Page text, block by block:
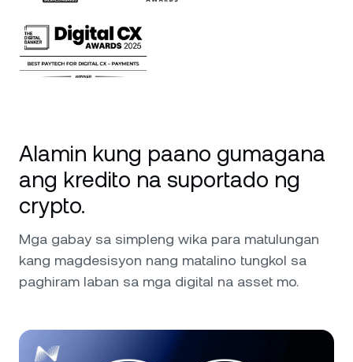
Alamin kung paano gumagana
ang kredito na suportado ng
crypto.
Mga gabay sa simpleng wika para matulungan
kang magdesisyon nang matalino tungkol sa
paghiram laban sa mga digital na asset mo.